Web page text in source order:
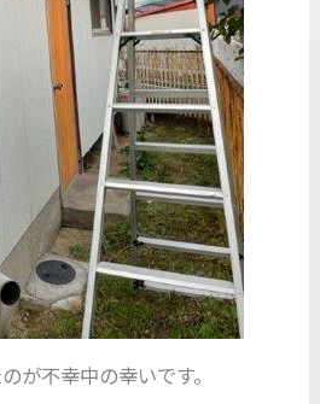
が不幸中の幸いです。